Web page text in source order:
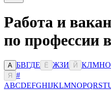
Работа и
по профессии
А БВГДЕ Ё ЖЗИ Й КЛМНО
Я
#
ABCDEFGHIJKLMNOPQRST